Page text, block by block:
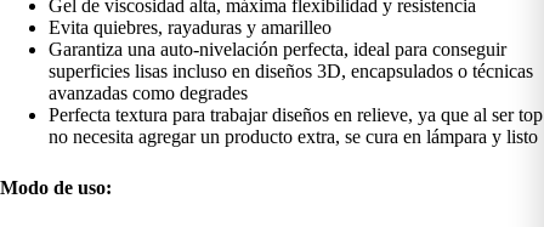
Gel de viscosidad alta, máxima flexibilidad y resistencia
Evita quiebres, rayaduras y amarilleo
Garantiza una auto-nivelación perfecta, ideal para conseguir
superficies lisas incluso en diseños 3D, encapsulados o técnicas
avanzadas como degrades
Perfecta textura para trabajar diseños en relieve, ya que al ser top
no necesita agregar un producto extra, se cura en lámpara y listo
Modo de uso: